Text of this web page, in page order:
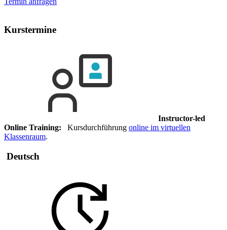
Kurstermine
Instructor-led
Online Training: Kursdurchführung online im virtuellen
Klassenraum.
Deutsch